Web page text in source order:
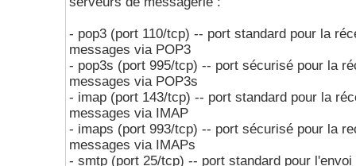
- pop3 (port 110/tcp) -- port standard pour la
messages via POP3
- pop3s (port 995/tcp) -- port sécurisé pour la
messages via POP3s
- imap (port 143/tcp) -- port standard pour la
messages via IMAP
- imaps (port 993/tcp) -- port sécurisé pour la
messages via IMAPs
- smtp (port 25/tcp) -- port standard pour l'envoi